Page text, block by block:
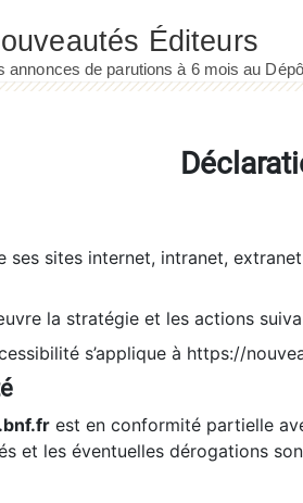
ses sites internet, intranet,
la stratégie et les actions
s’applique à https://
est en conformité partielle
et les éventuelles dérogations